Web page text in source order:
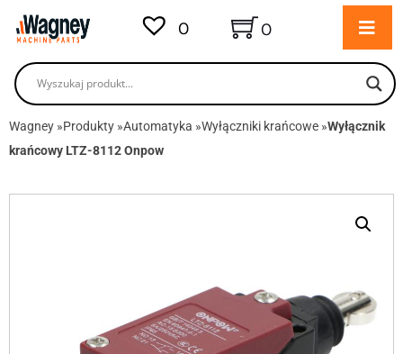
0 0
Wagney »Produkty »Automatyka »Wyłączniki krańcowe »Wyłącznik
krańcowy LTZ-8112 Onpow